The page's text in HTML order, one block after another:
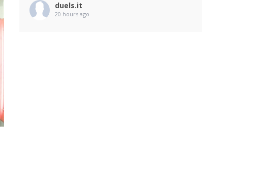
duels.it
20 hours ago